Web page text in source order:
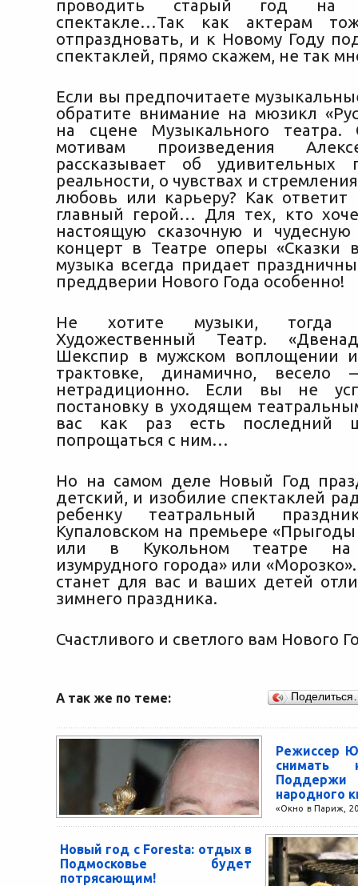
проводить старый год на
спектакле…Так как актерам
отпраздновать, и к Новому Году
спектаклей, прямо скажем, не так
Если вы предпочитаете
обратите внимание на мюзикл
на сцене Музыкального театра.
мотивам произведения
рассказывает об удивительных
реальности, о чувствах и
любовь или карьеру? Как ответит
главный герой… Для тех, кто
настоящую сказочную и
концерт в Театре оперы «Сказки
музыка всегда придает
преддверии Нового Года особенно!
Не хотите музыки, тогда
Художественный Театр.
Шекспир в мужском воплощении
трактовке, динамично,
нетрадиционно. Если вы не
постановку в уходящем
вас как раз есть последний
попрощаться с ним…
Но на самом деле Новый Год
детский, и изобилие спектаклей
ребенку театральный
Купаловском на премьере «Прыгоды
или в Кукольном театре на
изумрудного города» или
станет для вас и ваших детей
зимнего праздника.
Счастливого и светлого вам Нового
А так же по теме:
Режиссер
снимать
народного
«Окно в Париж, 20
постановочными
Новый год с Foresta: отдых в
Подмосковье будет
потрясающим!